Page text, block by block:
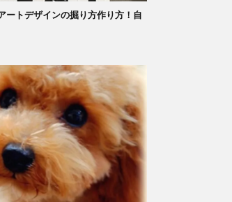
ートデザインの掘り方作り方！自